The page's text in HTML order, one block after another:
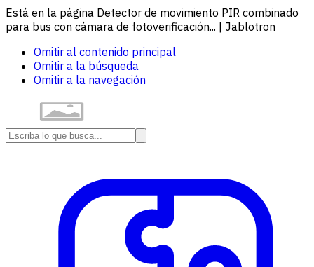
Está en la página Detector de movimiento PIR combinado
para bus con cámara de fotoverificación... | Jablotron
Omitir al contenido principal
Omitir a la búsqueda
Omitir a la navegación